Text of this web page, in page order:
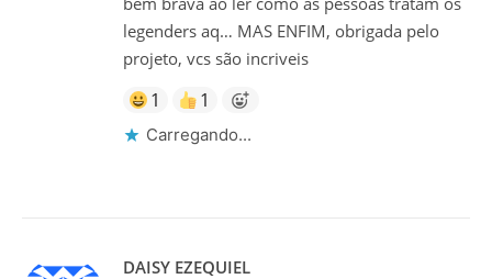
legenders aq… MAS ENFIM, obrigada pelo
projeto, vcs são incriveis
1 1
Carregando...
DAISY EZEQUIEL